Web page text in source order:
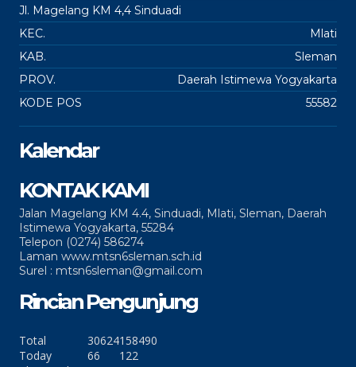
Jl. Magelang KM 4,4 Sinduadi
KEC.
Mlati
KAB.
Sleman
PROV.
Daerah Istimewa Yogyakarta
KODE POS
55582
Kalendar
KONTAK KAMI
Jalan Magelang KM 4.4, Sinduadi, Mlati, Sleman, Daerah
Istimewa Yogyakarta, 55284
Telepon (0274) 586274
Laman www.mtsn6sleman.sch.id
Surel : mtsn6sleman@gmail.com
Rincian Pengunjung
Total 30624158490
Today
66
122